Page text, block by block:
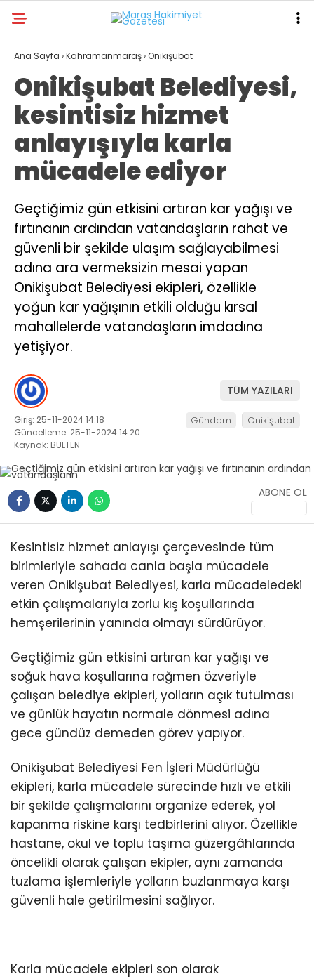
WhatsApp
GALERİ VİDEO YAZARLAR
ANA SAYFA
KAHRAMANMARAŞ
GÜNDEM
EKONOMI
POLITIKA
DÜNYA
SPOR
SAĞLIK
KÜLTÜR/SANAT
Ana Sayfa ›Kahramanmaraş›Onikişubat
Onikişubat Belediyesi,
kesintisiz hizmet
anlayışıyla karla
mücadele ediyor
Geçtiğimiz gün etkisini artıran kar yağışı ve
fırtınanın ardından vatandaşların rahat ve
güvenli bir şekilde ulaşım sağlayabilmesi
adına ara vermeksizin mesai yapan
Onikişubat Belediyesi ekipleri, özellikle
yoğun kar yağışının etkili olduğu kırsal
mahallelerde vatandaşların imdadına
yetişiyor.
TÜM YAZILARI
Giriş: 25-11-2024 14:18
Güncelleme: 25-11-2024 14:20
Kaynak: BULTEN
Gündem Onikişubat
ABONE OL
Kesintisiz hizmet anlayışı çerçevesinde tüm
birimleriyle sahada canla başla mücadele
veren Onikişubat Belediyesi, karla mücadeledeki
etkin çalışmalarıyla zorlu kış koşullarında
hemşerilerinin yanında olmayı sürdürüyor.
Geçtiğimiz gün etkisini artıran kar yağışı ve
soğuk hava koşullarına rağmen özveriyle
çalışan belediye ekipleri, yolların açık tutulması
ve günlük hayatın normale dönmesi adına
gece gündüz demeden görev yapıyor.
Onikişubat Belediyesi Fen İşleri Müdürlüğü
ekipleri, karla mücadele sürecinde hızlı ve etkili
bir şekilde çalışmalarını organize ederek, yol
kapanma riskine karşı tedbirlerini alıyor. Özellikle
hastane, okul ve toplu taşıma güzergâhlarında
öncelikli olarak çalışan ekipler, aynı zamanda
tuzlama işlemleriyle yolların buzlanmaya karşı
güvenli hale getirilmesini sağlıyor.
Karla mücadele ekipleri son olarak